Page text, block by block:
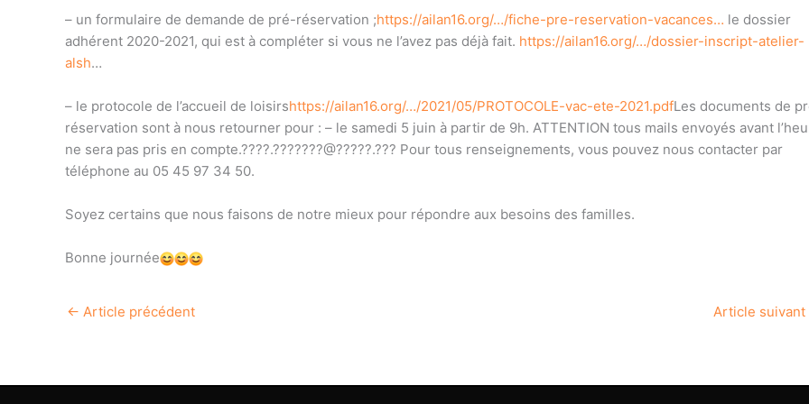
– un formulaire de demande de pré-réservation ;https://ailan16.org/…/fiche-pre-reservation-vacances… le dossier
adhérent 2020-2021, qui est à compléter si vous ne l’avez pas déjà fait. https://ailan16.org/…/dossier-inscript-atelier-
alsh…
– le protocole de l’accueil de loisirshttps://ailan16.org/…/2021/05/PROTOCOLE-vac-ete-2021.pdfLes documents de
réservation sont à nous retourner pour : – le samedi 5 juin à partir de 9h. ATTENTION tous mails envoyés avant
ne sera pas pris en compte.????.???????@?????.??? Pour tous renseignements, vous pouvez nous contacter par
téléphone au 05 45 97 34 50.
Soyez certains que nous faisons de notre mieux pour répondre aux besoins des familles.
Bonne journée
← Article précédent Article suivant